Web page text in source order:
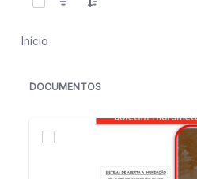
Início
DOCUMENTOS